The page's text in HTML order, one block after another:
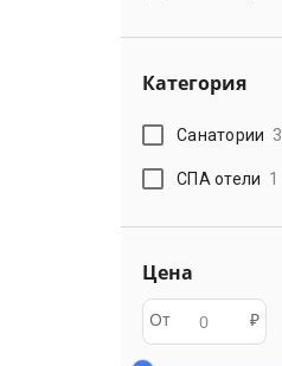
Категория
Санатории 3
СПА отели 1
Цена
От ₽